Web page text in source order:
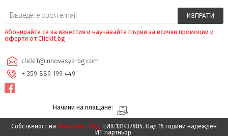
Абонирайте се за известия и научавайте първи за всички промоции и
оферти от ClickIt.bg
clickIT@innovasys-bg.com
+ 359 889 199 449
Начини на плащане:
Собственост на Иновасис ООД: ЕИК:131437885. Над 15 години надежден
ИТ партньор.